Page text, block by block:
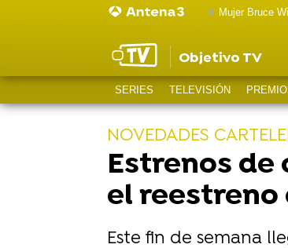
Mujer Bruce
Objetivo TV
SERIES TELEVISIÓN
NOVEDADES
Estrenos de
el reestreno
Este fin de semana